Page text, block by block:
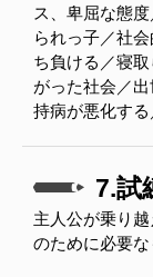
ス、卑屈な態
られっ子／社
ち負ける／寝
がった社会／
持病が悪化する
7.試
主人公が乗り
のために必要